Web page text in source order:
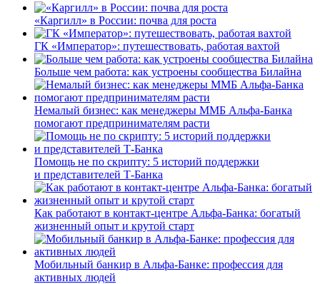
«Каргилл» в России: почва для роста
ГК «Император»: путешествовать, работая вахтой
Больше чем работа: как устроены сообщества Билайна
Немалый бизнес: как менеджеры ММБ Альфа-Банка
помогают предпринимателям расти
Помощь не по скрипту: 5 историй поддержки
и представителей Т-Банка
Как работают в контакт-центре Альфа-Банка: богатый
жизненный опыт и крутой старт
Мобильный банкир в Альфа-Банке: профессия для
активных людей